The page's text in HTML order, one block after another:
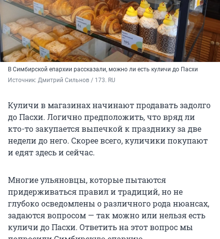
В Симбирской епархии рассказали, можно ли есть куличи до Пасхи
Источник: Дмитрий Сильнов / 173. RU
Куличи в магазинах начинают продавать задолго
до Пасхи. Логично предположить, что вряд ли
кто-то закупается выпечкой к празднику за две
недели до него. Скорее всего, куличики покупают
и едят здесь и сейчас.
Многие ульяновцы, которые пытаются
придерживаться правил и традиций, но не
глубоко осведомлены о различного рода нюансах,
задаются вопросом — так можно или нельзя есть
куличи до Пасхи. Ответить на этот вопрос мы